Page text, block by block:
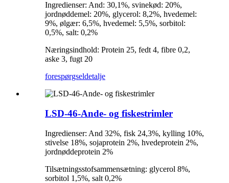
Ingredienser: And: 30,1%, svinekød: 20%,
jordnøddemel: 20%, glycerol: 8,2%, hvedemel:
9%, ølgær: 6,5%, hvedemel: 5,5%, sorbitol:
0,5%, salt: 0,2%
Næringsindhold: Protein 25, fedt 4, fibre 0,2,
aske 3, fugt 20
forespørgseldetalje
LSD-46-Ande- og fiskestrimler
Ingredienser: And 32%, fisk 24,3%, kylling 10%,
stivelse 18%, sojaprotein 2%, hvedeprotein 2%,
jordnøddeprotein 2%
Tilsætningsstofsammensætning: glycerol 8%,
sorbitol 1,5%, salt 0,2%